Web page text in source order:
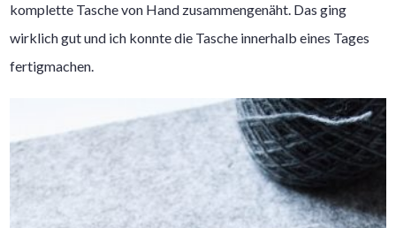
komplette Tasche von Hand zusammengenäht. Das ging
wirklich gut und ich konnte die Tasche innerhalb eines Tages
fertigmachen.